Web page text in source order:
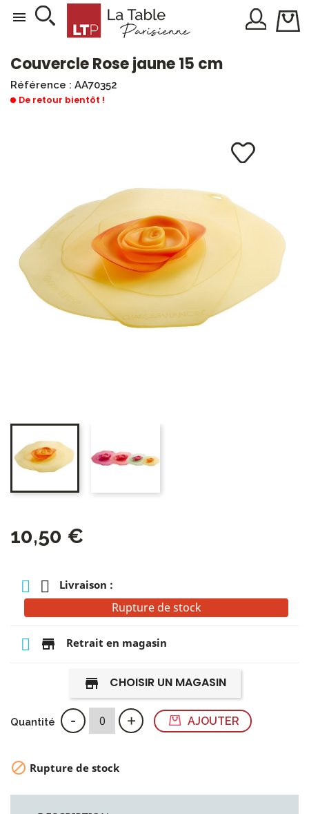

Couvercle Rose jaune 15 cm
Référence : AA70352
De retour bientôt !
10,50 €
Livraison :
Rupture de stock
store Retrait en magasin
store CHOISIR UN MAGASIN
Quantité - + AJOUTER
 Rupture de stock